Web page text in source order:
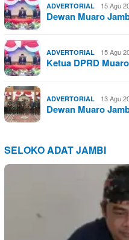
ADVERTORIAL 15 Agu
Dewan Muaro
ADVERTORIAL 15 Agu
Ketua DPRD
ADVERTORIAL 13 Agu
Dewan Muaro
SELOKO ADAT JAMBI